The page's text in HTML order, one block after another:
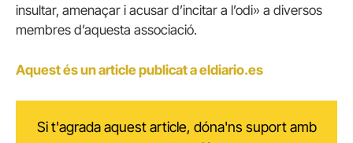
insultar, amenaçar i acusar d’incitar a l’odi» a diversos
membres d’aquesta associació.
Aquest és un article publicat a eldiario.es
Si t'agrada aquest article, dóna'ns suport amb